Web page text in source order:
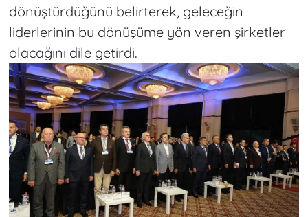
dönüştürdüğünü belirterek, geleceğin
liderlerinin bu dönüşüme yön veren şirketler
olacağını dile getirdi.